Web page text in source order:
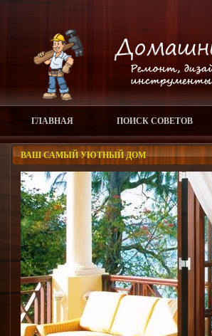
ГЛАВНАЯ ПОИСК СОВЕТОВ
ВАШ САМЫЙ УЮТНЫЙ ДОМ